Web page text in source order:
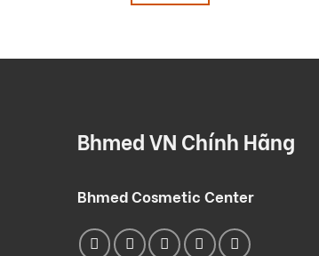
Bhmed VN Chính Hãng
Bhmed Cosmetic Center